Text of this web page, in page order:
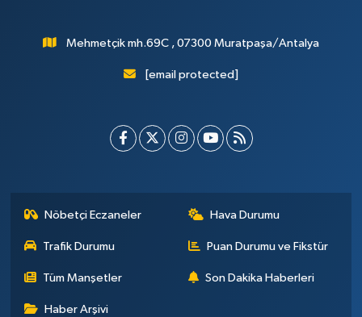
Mehmetçik mh.69C , 07300 Muratpaşa/Antalya
[email protected]
Nöbetçi Eczaneler Hava Durumu
Trafik Durumu Puan Durumu ve Fikstür
Tüm Manşetler Son Dakika Haberleri
Haber Arşivi